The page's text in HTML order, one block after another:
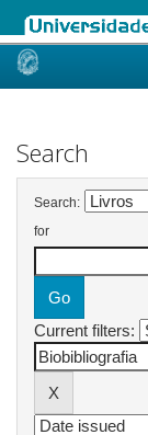
Skip
Search
Search:
for
Current filters: